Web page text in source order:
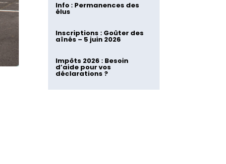
Info : Permanences des
élus
Inscriptions : Goûter des
aînés – 5 juin 2026
Impôts 2026 : Besoin
d’aide pour vos
déclarations ?